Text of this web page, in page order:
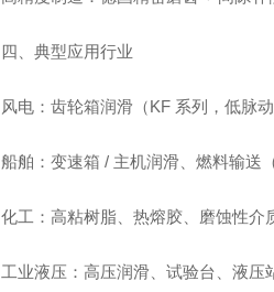
四、典型应用行业
风电：齿轮箱润滑（KF 系列，低脉动
船舶：变速箱 / 主机润滑、燃料输送
化工：高粘树脂、热熔胶、磨蚀性介
工业液压：高压润滑、试验台、液压